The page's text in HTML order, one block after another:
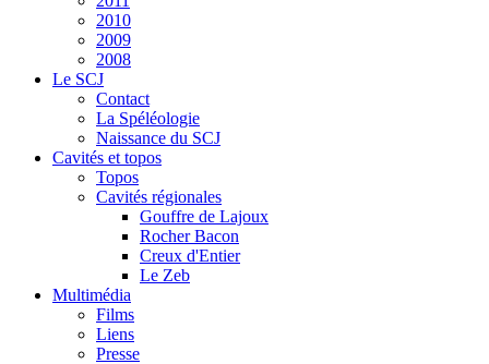
2010
2009
2008
Le SCJ
Contact
La Spéléologie
Naissance du SCJ
Cavités et topos
Topos
Cavités régionales
Gouffre de Lajoux
Rocher Bacon
Creux d'Entier
Le Zeb
Multimédia
Films
Liens
Presse